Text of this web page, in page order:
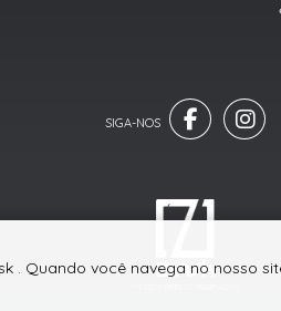
. Quando você navega no nosso